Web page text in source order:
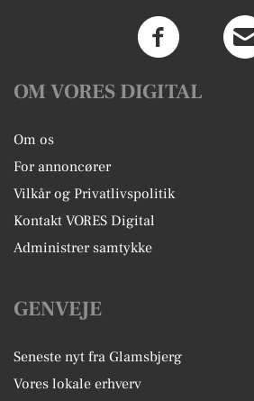
OM VORES DIGITAL
Om os
For annoncører
Vilkår og Privatlivspolitik
Kontakt VORES Digital
Administrer samtykke
GENVEJE
Seneste nyt fra Glamsbjerg
Vores lokale erhverv